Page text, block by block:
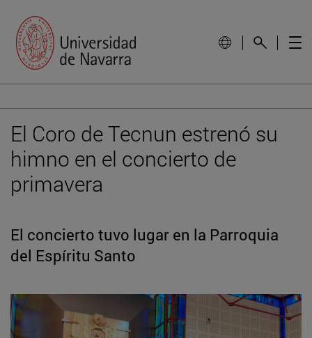
El Coro de Tecnun estrenó su
himno en el concierto de
primavera
El concierto tuvo lugar en la Parroquia
del Espíritu Santo